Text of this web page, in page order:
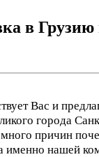
в Грузию
Вас и
города
много причин
именно нашей